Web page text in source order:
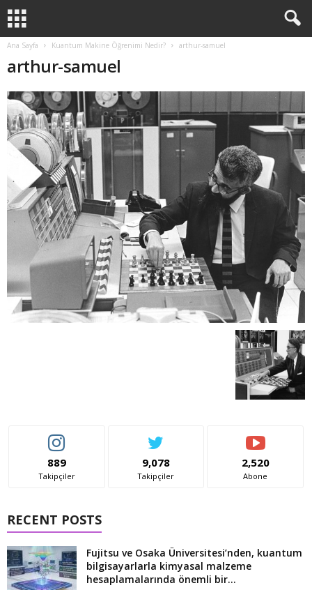
Ana Sayfa Kuantum Makine Öğrenimi Nedir? arthur-samuel
arthur-samuel
889
Takipçiler
9,078
Takipçiler
2,520
Abone
RECENT POSTS
Fujitsu ve Osaka Üniversitesi’nden, kuantum
bilgisayarlarla kimyasal malzeme
hesaplamalarında önemli bir...